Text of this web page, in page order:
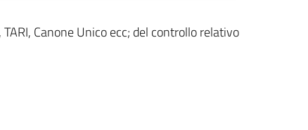
Canone Unico ecc; del controllo relativo